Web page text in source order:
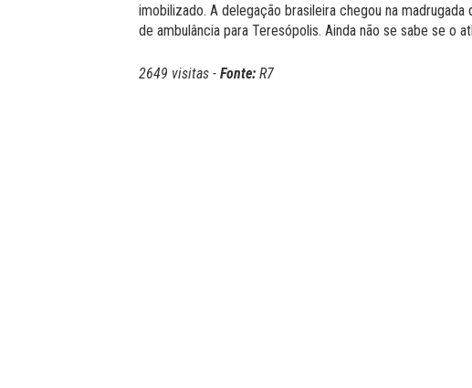
imobilizado. A delegação brasileira chegou na
de ambulância para Teresópolis. Ainda não se sabe se o
2649 visitas - Fonte: R7